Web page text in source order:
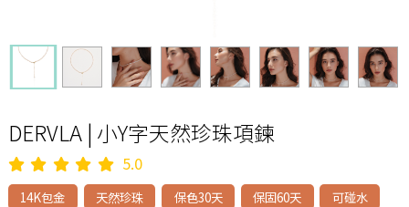
DERVLA | 小Y字天然珍珠項鍊
5.0
14K包金 天然珍珠 保色30天 保固60天 可碰水